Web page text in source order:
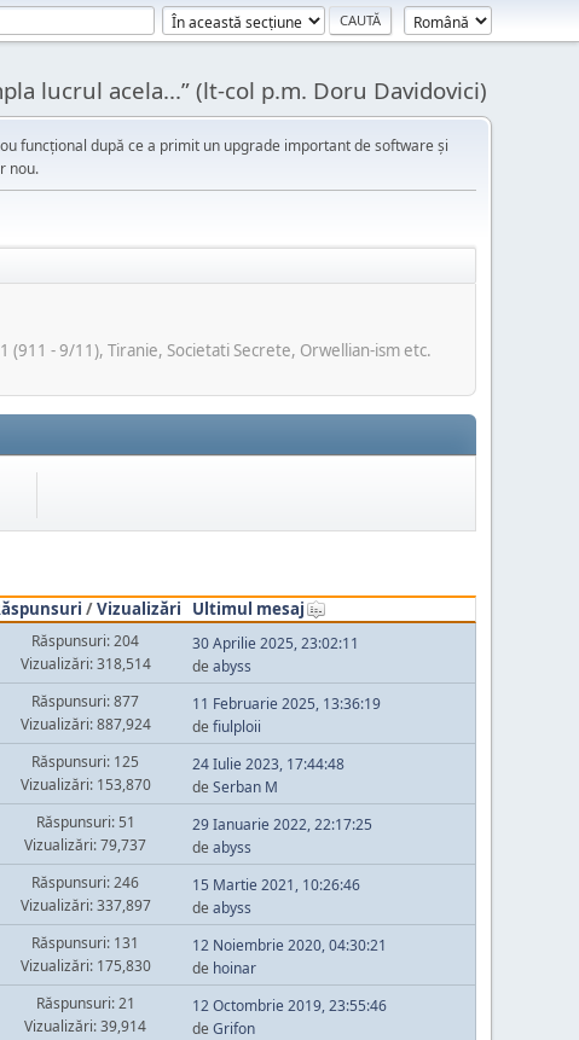
lucrul acela...” (lt-col p.m. Doru Davidovici)
funcțional după ce a primit un upgrade important de software și
nou.
- 9/11), Tiranie, Societati Secrete, Orwellian-ism etc.
/Vizualizări
Ultimul mesaj
Răspunsuri: 204
Vizualizări: 318,514
30 Aprilie 2025, 23:02:11
de abyss
Răspunsuri: 877
Vizualizări: 887,924
11 Februarie 2025, 13:36:19
de fiulploii
Răspunsuri: 125
Vizualizări: 153,870
24 Iulie 2023, 17:44:48
de Serban M
Răspunsuri: 51
Vizualizări: 79,737
29 Ianuarie 2022, 22:17:25
de abyss
Răspunsuri: 246
Vizualizări: 337,897
15 Martie 2021, 10:26:46
de abyss
Răspunsuri: 131
Vizualizări: 175,830
12 Noiembrie 2020, 04:30:21
de hoinar
Răspunsuri: 21
Vizualizări: 39,914
12 Octombrie 2019, 23:55:46
de Grifon